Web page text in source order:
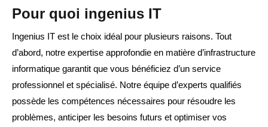
Pour quoi ingenius IT
Ingenius IT est le choix idéal pour plusieurs raisons. Tout
d’abord, notre expertise approfondie en matière d’infrastructure
informatique garantit que vous bénéficiez d’un service
professionnel et spécialisé. Notre équipe d’experts qualifiés
possède les compétences nécessaires pour résoudre les
problèmes, anticiper les besoins futurs et optimiser vos